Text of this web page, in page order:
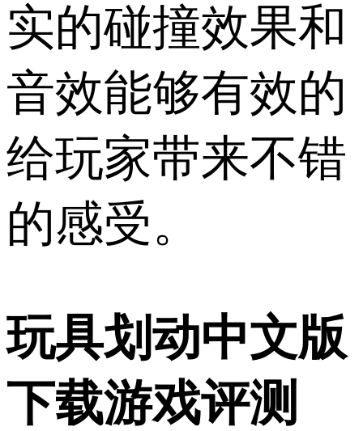
实的碰撞效果和
音效能够有效的
给玩家带来不错
的感受。
玩具划动中文版
下载游戏评测